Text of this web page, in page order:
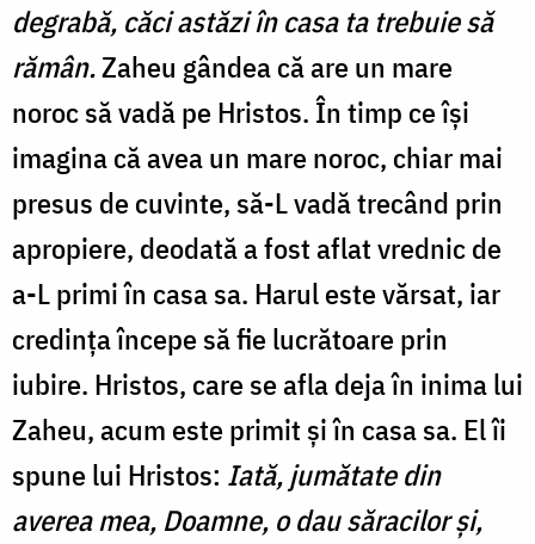
degrabă, căci astăzi în casa ta trebuie să
rămân.Zaheu gândea că are un mare
noroc să vadă pe Hristos. În timp ce își
imagina că avea un mare noroc, chiar mai
presus de cuvinte, să-L vadă trecând prin
apropiere, deodată a fost aflat vrednic de
a-L primi în casa sa. Harul este vărsat, iar
credința începe să fie lucrătoare prin
iubire. Hristos, care se afla deja în inima lui
Zaheu, acum este primit și în casa sa. El îi
spune lui Hristos: Iată, jumătate din
averea mea, Doamne, o dau săracilor şi,